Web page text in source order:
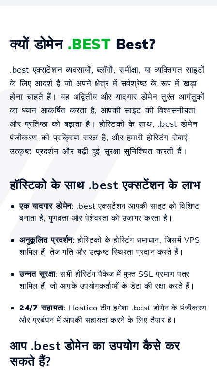
क्यों डोमेन .BEST Best?
.best एक्सटेंशन व्यवसायों, ब्लॉगों, समीक्षा, या व्यक्तिगत साइटों
के लिए आदर्श है जो अपने क्षेत्र में सर्वश्रेष्ठ के रूप में खड़ा
होना चाहते हैं। यह अद्वितीय और यादगार डोमेन तुरंत आगंतुकों
का ध्यान आकर्षित करता है, आपकी साइट की विश्वसनीयता
और प्रतिष्ठा को बढ़ाता है। होस्टिको के साथ, .best डोमेन
पंजीकरण की प्रक्रिया सरल है, और हमारी होस्टिंग सेवाएं
उत्कृष्ट प्रदर्शन और बढ़ी हुई सुरक्षा सुनिश्चित करती हैं।
हॉस्टिको के साथ .best एक्सटेंशन के लाभ
एक यादगार डोमेन: .best एक्सटेंशन आपकी साइट को विशिष्ट
बनाता है, गुणवत्ता और पेशेवरता को उजागर करता है।
अनुकूलित प्रदर्शन: होस्टिको के होस्टिंग समाधान, जिसमें VPS
शामिल हैं, तेज गति और उत्कृष्ट स्थिरता प्रदान करते हैं।
उन्नत सुरक्षा: सभी होस्टिंग पैकेज में मुफ्त SSL प्रमाण पत्र
शामिल हैं, जो आपके उपयोगकर्ताओं के डेटा की रक्षा करते हैं।
24/7 सहायता: Hostico टीम हमेशा .best डोमेन के पंजीकरण
और प्रबंधन में आपकी सहायता करने के लिए तैयार है।
आप .best डोमेन का उपयोग कैसे कर
सकते हैं?